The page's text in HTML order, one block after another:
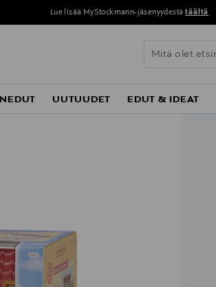
Lue lisää MyStockmann-jäsenyydestä täältä
UUTUUDET EDUT & IDEAT